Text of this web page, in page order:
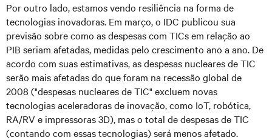
Por outro lado, estamos vendo resiliência na forma de
tecnologias inovadoras. Em março, o IDC publicou sua
previsão sobre como as despesas com TICs em relação ao
PIB seriam afetadas, medidas pelo crescimento ano a ano. De
acordo com suas estimativas, as despesas nucleares de TIC
serão mais afetadas do que foram na recessão global de
2008 ("despesas nucleares de TIC" excluem novas
tecnologias aceleradoras de inovação, como IoT, robótica,
RA/RV e impressoras 3D), mas o total de despesas de TIC
(contando com essas tecnologias) será menos afetado.